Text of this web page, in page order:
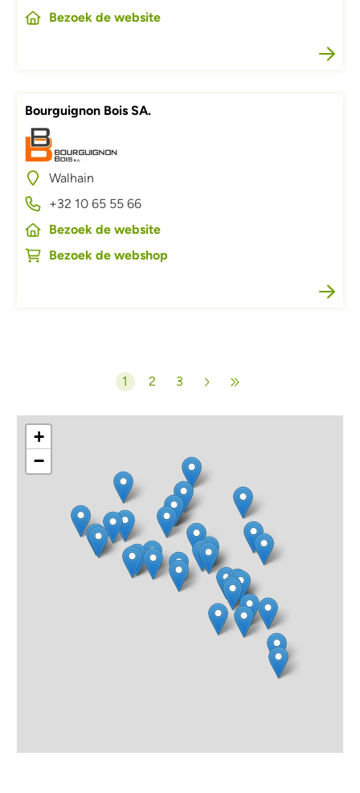
Bezoek de website
Bourguignon Bois SA.
Afbeelding
Walhain
+32 10 65 55 66
Bezoek de website
Bezoek de webshop
Huidige pagina
1 Pagina
2 Pagina
3
+
−